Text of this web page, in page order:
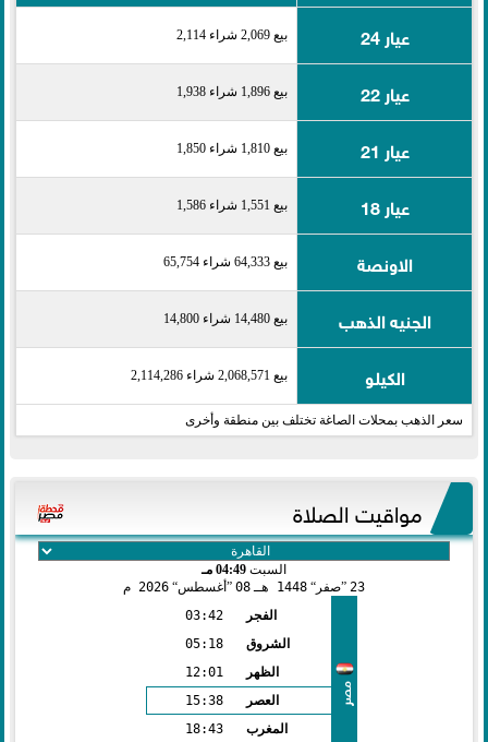
عيار 24
بيع 2,069 شراء 2,114
عيار 22 بيع 1,896 شراء 1,938
عيار 21 بيع 1,810 شراء 1,850
عيار 18 بيع 1,551 شراء 1,586
الاونصة بيع 64,333 شراء 65,754
الجنيه الذهب بيع 14,480 شراء 14,800
الكيلو بيع 2,068,571 شراء 2,114,286
سعر الذهب بمحلات الصاغة تختلف بين منطقة وأخرى
مواقيت الصلاة
السبت 04:49 مـ
23 صفر 1448 هـ 08 أغسطس 2026 م
مصر
الفجر
03:42
الشروق
05:18
الظهر
12:01
العصر
15:38
المغرب
18:43